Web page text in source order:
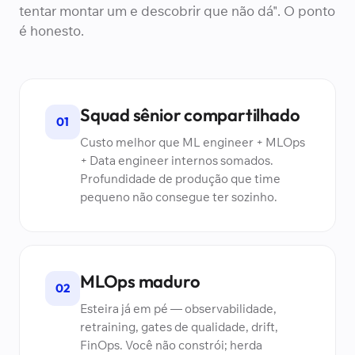
tentar montar um e descobrir que não dá". O ponto
é honesto.
01 Squad sênior compartilhado
Custo melhor que ML engineer + MLOps
+ Data engineer internos somados.
Profundidade de produção que time
pequeno não consegue ter sozinho.
02 MLOps maduro
Esteira já em pé — observabilidade,
retraining, gates de qualidade, drift,
FinOps. Você não constrói; herda